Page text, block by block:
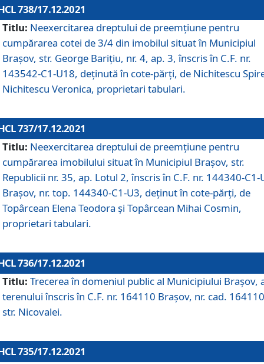
738/17.12.2021
Titlu: Neexercitarea dreptului de preemţiune pentru
cumpărarea cotei de 3/4 din imobilul situat în Municipiul
Braşov, str. George Barițiu, nr. 4, ap. 3, înscris în C.F. nr.
143542-C1-U18, deținută în cote-părți, de Nichitescu
Nichitescu Veronica, proprietari tabulari.
737/17.12.2021
Titlu: Neexercitarea dreptului de preemţiune pentru
cumpărarea imobilului situat în Municipiul Braşov, str.
Republicii nr. 35, ap. Lotul 2, înscris în C.F. nr. 144340-C1-
Brașov, nr. top. 144340-C1-U3, deținut în cote-părți, de
Topârcean Elena Teodora și Topârcean Mihai Cosmin,
proprietari tabulari.
736/17.12.2021
Titlu: Trecerea în domeniul public al Municipiului Braşov,
terenului înscris în C.F. nr. 164110 Brașov, nr. cad.
str. Nicovalei.
735/17.12.2021